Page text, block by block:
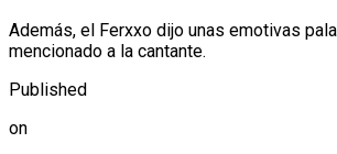
Además, el Ferxxo dijo unas emotivas
mencionado a la cantante.
Published
on